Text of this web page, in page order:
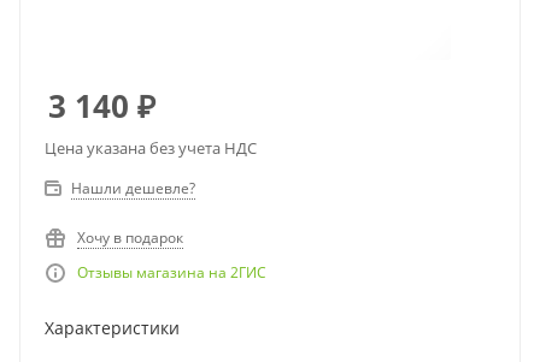
3 140 ₽
Цена указана без учета НДС
Нашли дешевле?
Хочу в подарок
Отзывы магазина на 2ГИС
Характеристики